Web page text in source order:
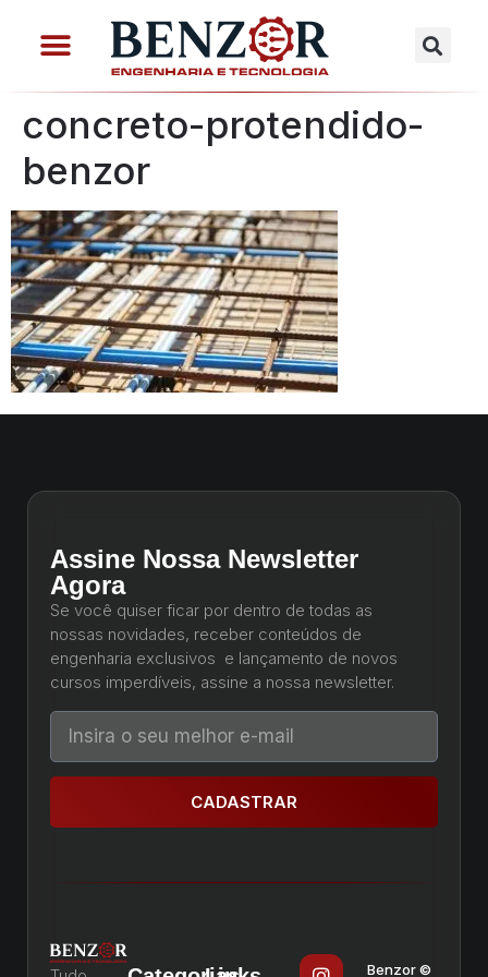
concreto-protendido-
benzor
Assine Nossa Newsletter
Agora
Se você quiser ficar por dentro de todas as
nossas novidades, receber conteúdos de
engenharia exclusivos e lançamento de novos
cursos imperdíveis, assine a nossa newsletter.
CADASTRAR
Benzor ©